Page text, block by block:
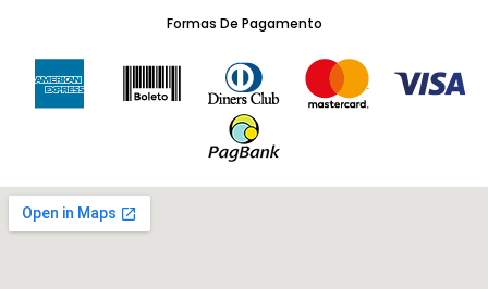
Formas De Pagamento